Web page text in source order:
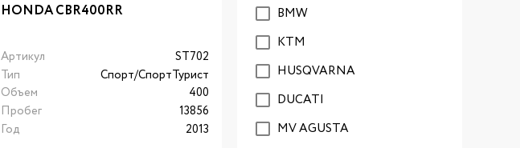
HONDA CBR400RR
Артикул
ST702
Тип
Спорт/CпортТурист
Объем
400
Пробег
13856
Год
2013
BMW
KTM
HUSQVARNA
DUCATI
MV AGUSTA